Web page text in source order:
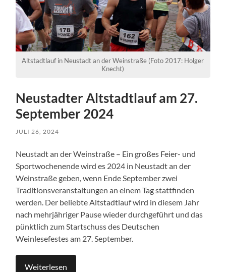
Altstadtlauf in Neustadt an der Weinstraße (Foto 2017: Holger
Knecht)
Neustadter Altstadtlauf am 27.
September 2024
JULI 26, 2024
Neustadt an der Weinstraße – Ein großes Feier- und
Sportwochenende wird es 2024 in Neustadt an der
Weinstraße geben, wenn Ende September zwei
Traditionsveranstaltungen an einem Tag stattfinden
werden. Der beliebte Altstadtlauf wird in diesem Jahr
nach mehrjähriger Pause wieder durchgeführt und das
pünktlich zum Startschuss des Deutschen
Weinlesefestes am 27. September.
Weiterlesen